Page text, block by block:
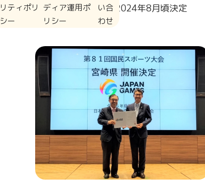
リティポリ
シー
ディア運用ポ
リシー
い合
わせ
○ 障スポ会期：2024年8月頃決定